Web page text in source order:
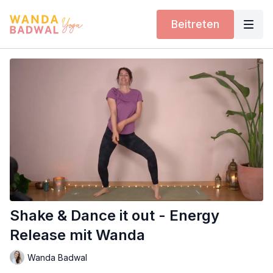
Beitreten
Shake & Dance it out - Energy
Release mit Wanda
Wanda Badwal